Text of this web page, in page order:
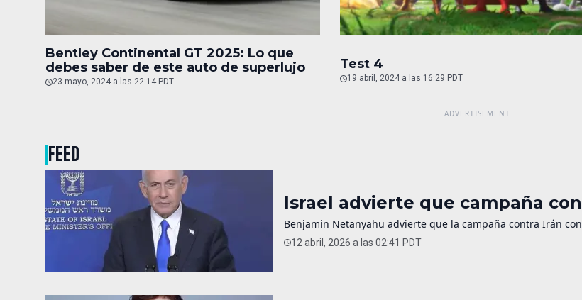
Bentley Continental GT 2025: Lo que
debes saber de este auto de superlujo
23 mayo, 2024 a las 22:14 PDT
Test 4
19 abril, 2024 a las 16:29 PDT
FEED
Israel advierte que campaña
Benjamin Netanyahu advierte que la campaña contra Irán
12 abril, 2026 a las 02:41 PDT